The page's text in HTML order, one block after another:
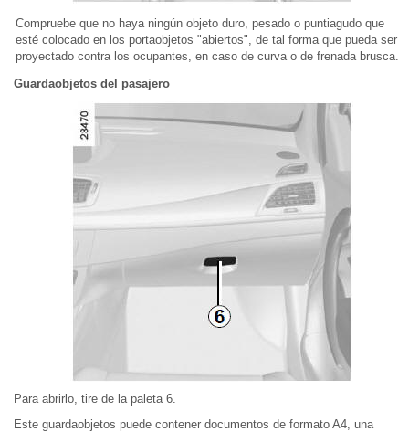
Compruebe que no haya ningún objeto duro, pesado o puntiagudo que
esté colocado en los portaobjetos "abiertos", de tal forma que pueda ser
proyectado contra los ocupantes, en caso de curva o de frenada brusca.
Guardaobjetos del pasajero
Para abrirlo, tire de la paleta 6.
Este guardaobjetos puede contener documentos de formato A4, una